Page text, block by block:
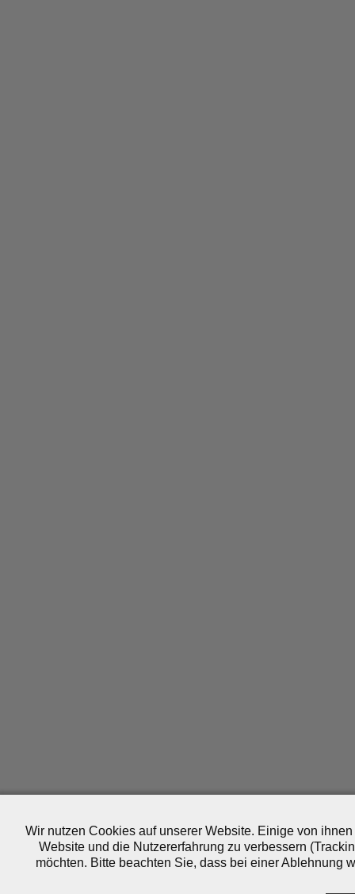
Wir nutzen Cookies auf unserer Website. Einige von
Website und die Nutzererfahrung zu verbessern
möchten. Bitte beachten Sie, dass bei einer Ablehnung